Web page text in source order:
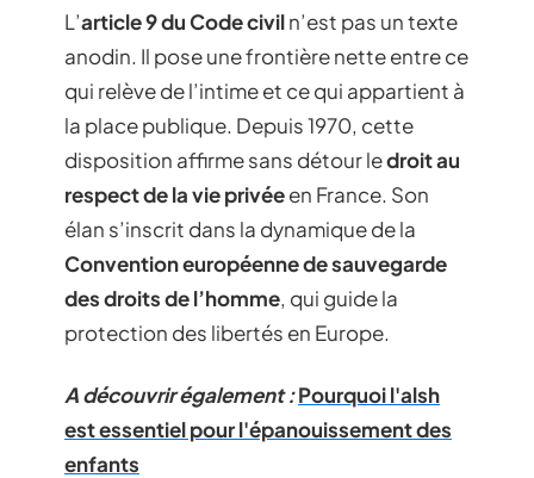
L’article 9 du Code civiln’est pas un texte
anodin. Il pose une frontière nette entre ce
qui relève de l’intime et ce qui appartient à
la place publique. Depuis 1970, cette
disposition affirme sans détour ledroit au
respect de la vie privéeen France. Son
élan s’inscrit dans la dynamique de la
Convention européenne de sauvegarde
des droits de l’homme, qui guide la
protection des libertés en Europe.
A découvrir également :Pourquoi l'alsh
est essentiel pour l'épanouissement des
enfants